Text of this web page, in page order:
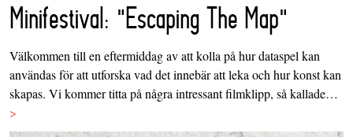
Minifestival: "Escaping The Map"
Välkommen till en eftermiddag av att kolla på hur dataspel kan
användas för att utforska vad det innebär att leka och hur konst kan
skapas. Vi kommer titta på några intressant filmklipp, så kallade…
>